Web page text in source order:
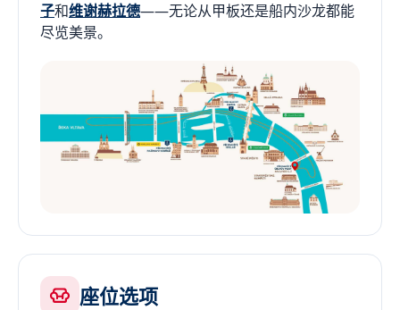
子和维谢赫拉德——无论从甲板还是船内沙龙都能
尽览美景。
座位选项